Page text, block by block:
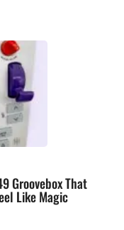
Groovebox That
Like Magic